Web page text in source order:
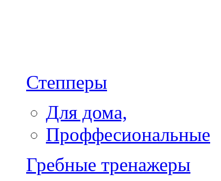
Степперы
Для дома,
Проффесиональные
Гребные тренажеры